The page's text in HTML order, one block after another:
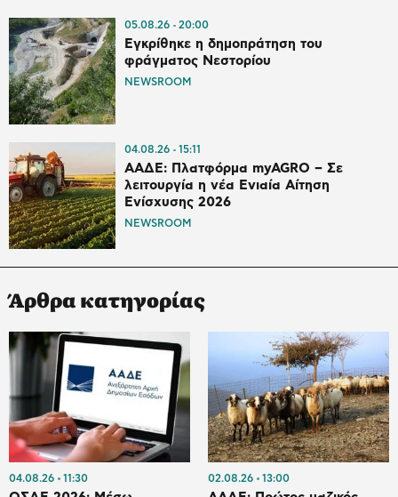
05.08.26 20:00
Εγκρίθηκε η δημοπράτηση του
φράγματος Νεστορίου
NEWSROOM
04.08.26 15:11
ΑΑΔΕ: Πλατφόρμα myAGRO – Σε
λειτουργία η νέα Ενιαία Αίτηση
Ενίσχυσης 2026
NEWSROOM
Άρθρα κατηγορίας
04.08.26 11:30 02.08.26 13:00